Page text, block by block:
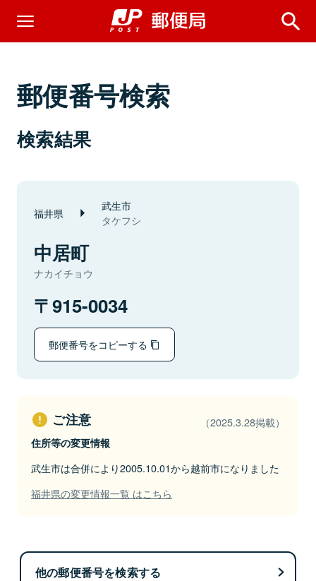
郵便番号検索
検索結果
福井県 武生市
タケフシ
中居町
ナカイチョウ
915-0034
郵便番号をコピーする
ご注意 （2025.3.28掲載）
住所等の変更情報
武生市は合併により2005.10.01から越前市になりました
福井県の変更情報一覧 はこちら
他の郵便番号を検索する